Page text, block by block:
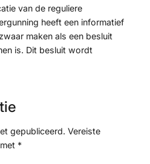
van de reguliere
heeft een informatief
maken als een besluit
is. Dit besluit wordt
gepubliceerd. Vereiste
*